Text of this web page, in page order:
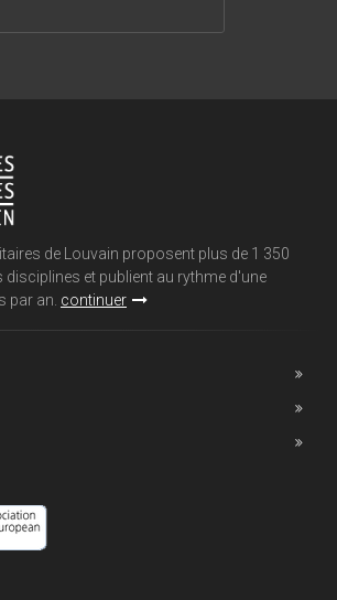
de Louvain proposent plus de 1 350
et publient au rythme d'une
par an. continuer